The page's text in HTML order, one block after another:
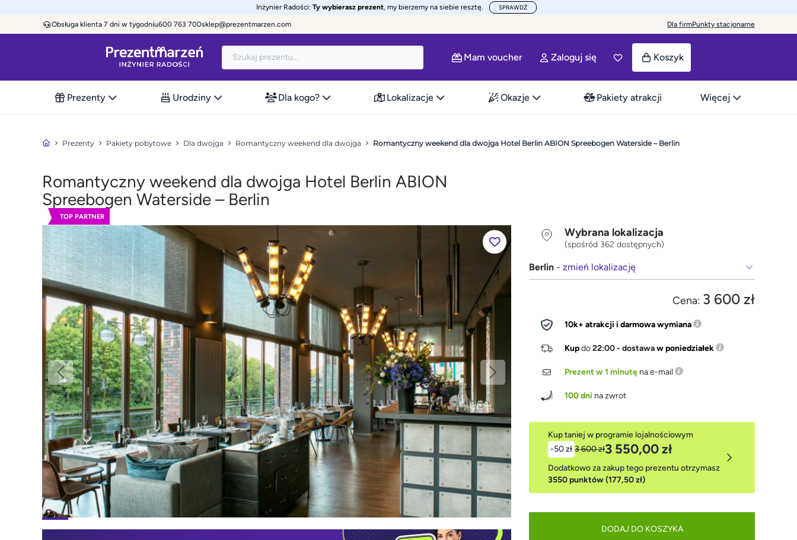
Inżynier Radości: Ty wybierasz prezent, my bierzemy na siebie resztę. SPRAWDŹ
Obsługa klienta 7 dni w tygodniu600 763 700sklep@prezentmarzen.com Dla firmPunkty stacjonarne
Mam voucher Zaloguj się Koszyk
Prezenty Urodziny Dla kogo? Lokalizacje Okazje Pakiety atrakcji Więcej
Prezenty Pakiety pobytowe Dla dwojga Romantyczny weekend dla dwojga Romantyczny weekend dla dwojga Hotel Berlin ABION Spreebogen Waterside – Berlin
Romantyczny weekend dla dwojga Hotel Berlin ABION
Spreebogen Waterside – Berlin
TOP PARTNER
Wybrana lokalizacja
(spośród 362 dostępnych)
Berlin - zmień lokalizację
Cena: 3 600 zł
10k+ atrakcji i darmowa wymiana
Kupdo22:00 - dostawaw poniedziałek
Prezent w 1 minutę na e-mail
100 dni na zwrot
Kup taniej w programie lojalnościowym
-50 zł 3 600 zł3 550,00 zł
Dodatkowo za zakup tego prezentu otrzymasz
3550 punktów (177,50 zł)
DODAJ DO KOSZYKA